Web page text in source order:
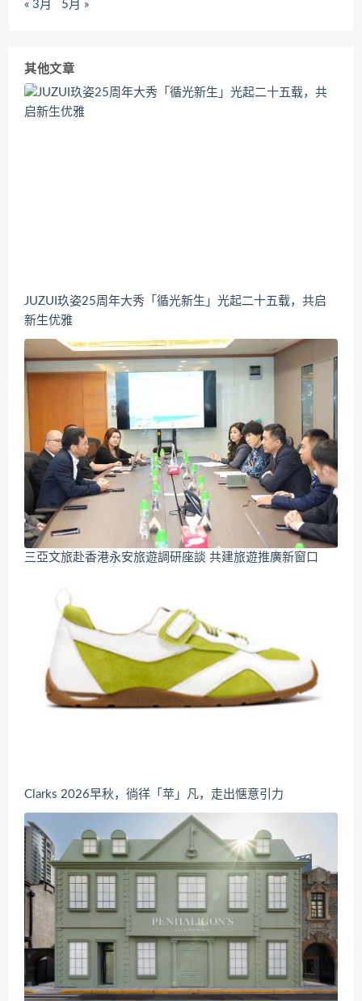
« 3月 5月 »
其他文章
JUZUI玖姿25周年大秀「循光新生」光起二十五载，共启
新生优雅
三亞文旅赴香港永安旅遊調研座談 共建旅遊推廣新窗口
Clarks 2026早秋，徜徉「苹」凡，走出惬意引力